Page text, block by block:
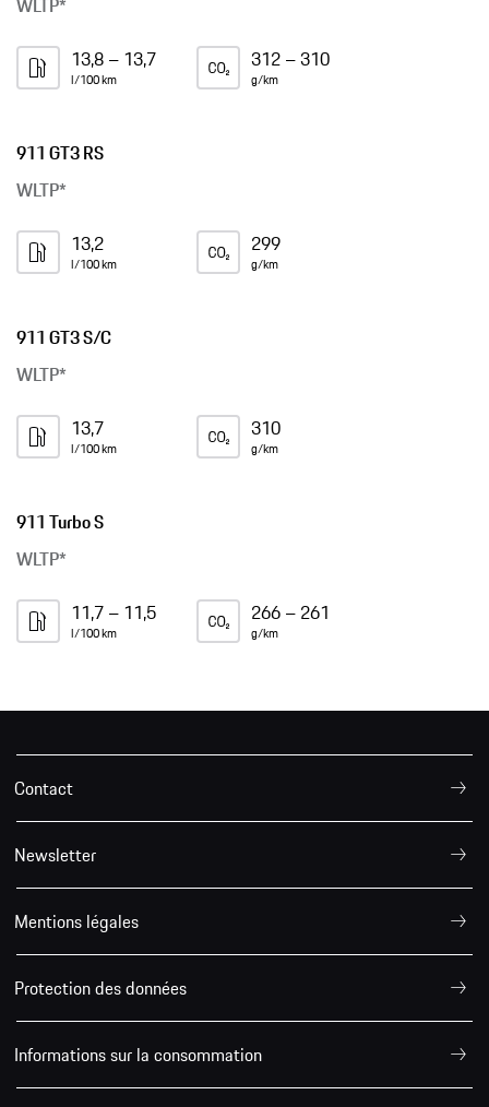
WLTP*
13,8 – 13,7
l/100 km
312 – 310
g/km
911 GT3 RS
WLTP*
13,2
l/100 km
299
g/km
911 GT3 S/C
WLTP*
13,7
l/100 km
310
g/km
911 Turbo S
WLTP*
11,7 – 11,5
l/100 km
266 – 261
g/km
Contact
Newsletter
Mentions légales
Protection des données
Informations sur la consommation